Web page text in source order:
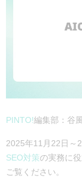
PINTO!編集部：谷
2025年11月22日～
SEO対策の実務に
ご覧ください。